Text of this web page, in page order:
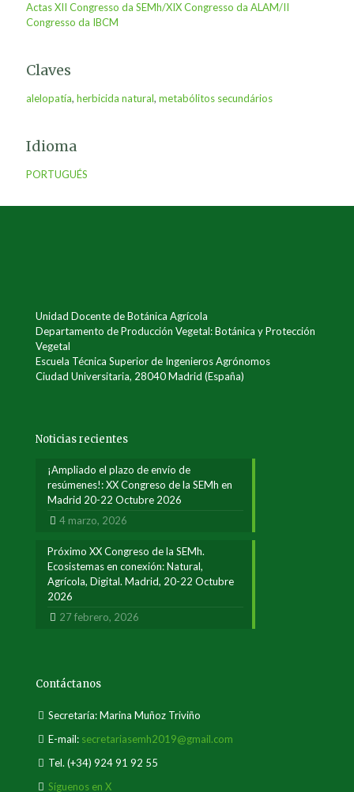
Actas XII Congresso da SEMh/XIX Congresso da ALAM/II
Congresso da IBCM
Claves
alelopatía, herbicida natural, metabólitos secundários
Idioma
PORTUGUÉS
Unidad Docente de Botánica Agrícola
Departamento de Producción Vegetal: Botánica y Protección
Vegetal
Escuela Técnica Superior de Ingenieros Agrónomos
Ciudad Universitaria, 28040 Madrid (España)
Noticias recientes
¡Ampliado el plazo de envío de
resúmenes!: XX Congreso de la SEMh en
Madrid 20-22 Octubre 2026
4 marzo, 2026
Próximo XX Congreso de la SEMh.
Ecosistemas en conexión: Natural,
Agrícola, Digital. Madrid, 20-22 Octubre
2026
27 febrero, 2026
Contáctanos
Secretaría: Marina Muñoz Triviño
E-mail: secretariasemh2019@gmail.com
Tel. (+34) 924 91 92 55
Síguenos en X